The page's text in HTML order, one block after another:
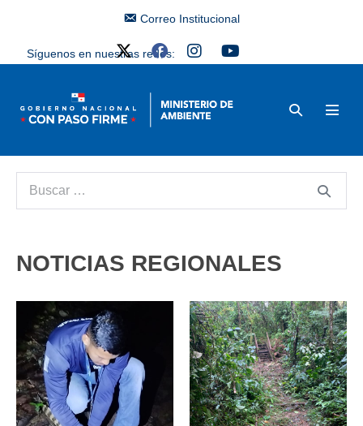
Correo Institucional
Síguenos en nuestras redes:
NOTICIAS REGIONALES